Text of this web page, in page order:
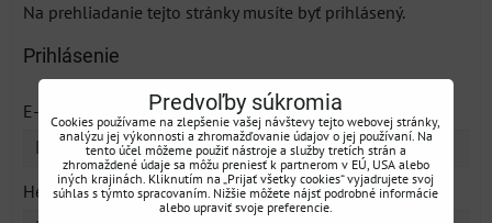
Na prehliadanie tejto stránky musíte byť prihlásený.
Prihlásenie
E-mail:
Heslo:*
Predvoľby súkromia
Cookies používame na zlepšenie vašej návštevy tejto webovej stránky,
analýzu jej výkonnosti a zhromažďovanie údajov o jej používaní. Na
tento účel môžeme použiť nástroje a služby tretích strán a
zhromaždené údaje sa môžu preniesť k partnerom v EÚ, USA alebo
iných krajinách. Kliknutím na „Prijať všetky cookies“ vyjadrujete svoj
súhlas s týmto spracovaním. Nižšie môžete nájsť podrobné informácie
alebo upraviť svoje preferencie.